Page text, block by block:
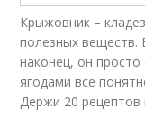
Крыжовник –
полезных веществ.
наконец, он
ягодами все
Держи 20 рецептов